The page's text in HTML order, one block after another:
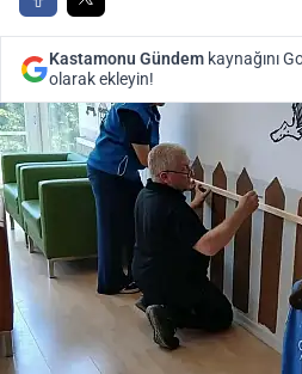
Kastamonu Gündem kaynağını
olarak ekleyin!